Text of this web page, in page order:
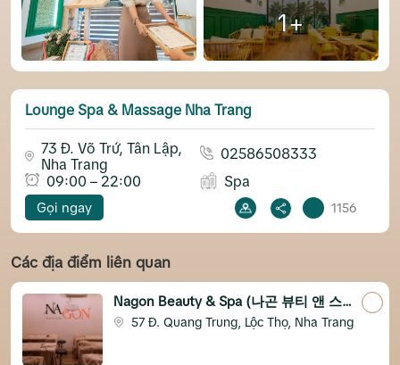
1+
Lounge Spa & Massage Nha Trang
73 Đ. Võ Trứ, Tân Lập,
Nha Trang
02586508333
09:00 – 22:00
Spa
Gọi ngay 1156
Các địa điểm liên quan
Nagon Beauty & Spa (나곤 뷰티 앤 스
파)57 Đ. Quang Trung, Lộc Thọ, Nha Trang